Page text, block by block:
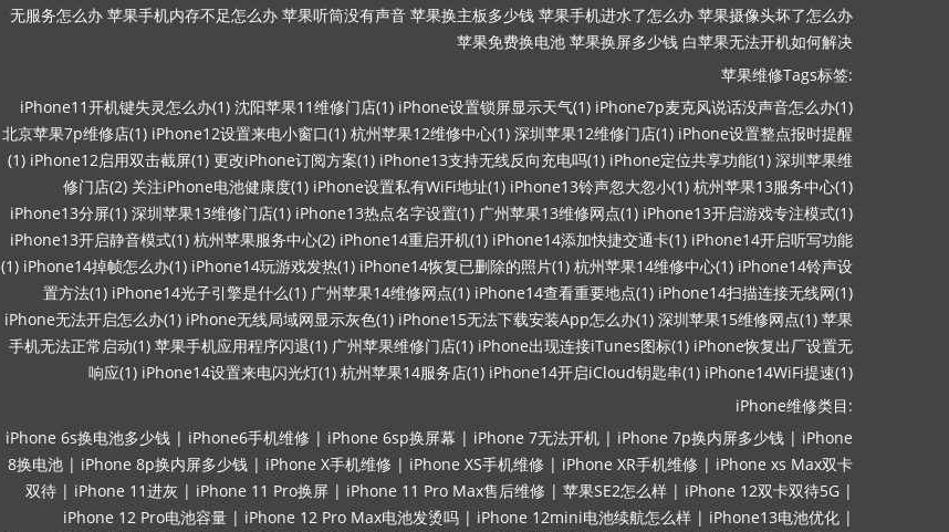
无服务怎么办 苹果手机内存不足怎么办 苹果听筒没有声音 苹果换主板多少钱 苹果手机进水了怎么办 苹果摄像头坏了怎么办
苹果免费换电池 苹果换屏多少钱 白苹果无法开机如何解决
苹果维修Tags标签:
iPhone11开机键失灵怎么办(1) 沈阳苹果11维修门店(1) iPhone设置锁屏显示天气(1) iPhone7p麦克风说话没声音怎么办(1)
北京苹果7p维修店(1) iPhone12设置来电小窗口(1) 杭州苹果12维修中心(1) 深圳苹果12维修门店(1) iPhone设置整点报时提醒
(1) iPhone12启用双击截屏(1) 更改iPhone订阅方案(1) iPhone13支持无线反向充电吗(1) iPhone定位共享功能(1) 深圳苹果维
修门店(2) 关注iPhone电池健康度(1) iPhone设置私有WiFi地址(1) iPhone13铃声忽大忽小(1) 杭州苹果13服务中心(1)
iPhone13分屏(1) 深圳苹果13维修门店(1) iPhone13热点名字设置(1) 广州苹果13维修网点(1) iPhone13开启游戏专注模式(1)
iPhone13开启静音模式(1) 杭州苹果服务中心(2) iPhone14重启开机(1) iPhone14添加快捷交通卡(1) iPhone14开启听写功能
(1) iPhone14掉帧怎么办(1) iPhone14玩游戏发热(1) iPhone14恢复已删除的照片(1) 杭州苹果14维修中心(1) iPhone14铃声设
置方法(1) iPhone14光子引擎是什么(1) 广州苹果14维修网点(1) iPhone14查看重要地点(1) iPhone14扫描连接无线网(1)
iPhone无法开启怎么办(1) iPhone无线局域网显示灰色(1) iPhone15无法下载安装App怎么办(1) 深圳苹果15维修网点(1) 苹果
手机无法正常启动(1) 苹果手机应用程序闪退(1) 广州苹果维修门店(1) iPhone出现连接iTunes图标(1) iPhone恢复出厂设置无
响应(1) iPhone14设置来电闪光灯(1) 杭州苹果14服务店(1) iPhone14开启iCloud钥匙串(1) iPhone14WiFi提速(1)
iPhone维修类目:
iPhone 6s换电池多少钱 | iPhone6手机维修 | iPhone 6sp换屏幕 | iPhone 7无法开机 | iPhone 7p换内屏多少钱 | iPhone
8换电池 | iPhone 8p换内屏多少钱 | iPhone X手机维修 | iPhone XS手机维修 | iPhone XR手机维修 | iPhone xs Max双卡
双待 | iPhone 11进灰 | iPhone 11 Pro换屏 | iPhone 11 Pro Max售后维修 | 苹果SE2怎么样 | iPhone 12双卡双待5G |
iPhone 12 Pro电池容量 | iPhone 12 Pro Max电池发烫吗 | iPhone 12mini电池续航怎么样 | iPhone13电池优化 |